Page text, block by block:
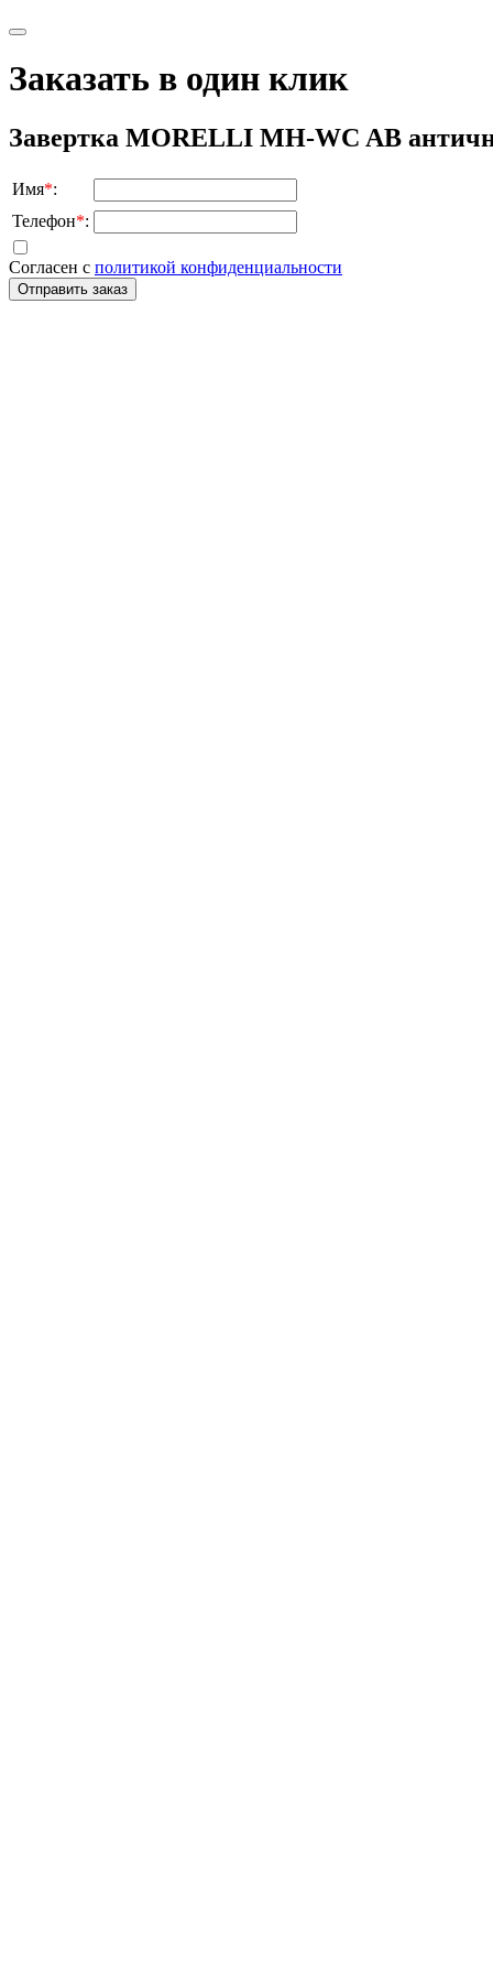
Заказать в один клик
Завертка MORELLI MH-WC AB
Имя*:
Телефон*:
Согласен с политикой конфиденциальности
Отправить заказ